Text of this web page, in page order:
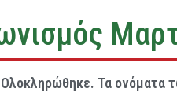
Ολοκληρώθηκε. Τα ονόματα